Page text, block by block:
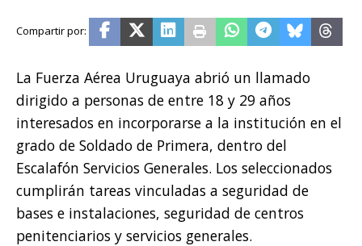
La Fuerza Aérea Uruguaya abrió un llamado
dirigido a personas de entre 18 y 29 años
interesados en incorporarse a la institución en el
grado de Soldado de Primera, dentro del
Escalafón Servicios Generales. Los seleccionados
cumplirán tareas vinculadas a seguridad de
bases e instalaciones, seguridad de centros
penitenciarios y servicios generales.